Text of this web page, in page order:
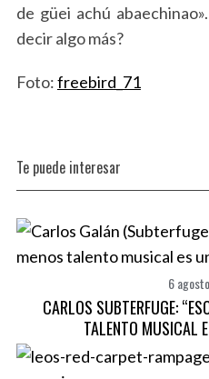
de güei achú
decir algo más?
Foto:freebird_71
Te puede interesar
6
CARLOS SUBTERFUGE:
TALENTO MUSICAL